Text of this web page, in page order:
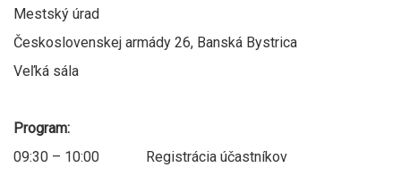
Mestský úrad
Československej armády 26, Banská Bystrica
Veľká sála
Program:
09:30 – 10:00 Registrácia účastníkov